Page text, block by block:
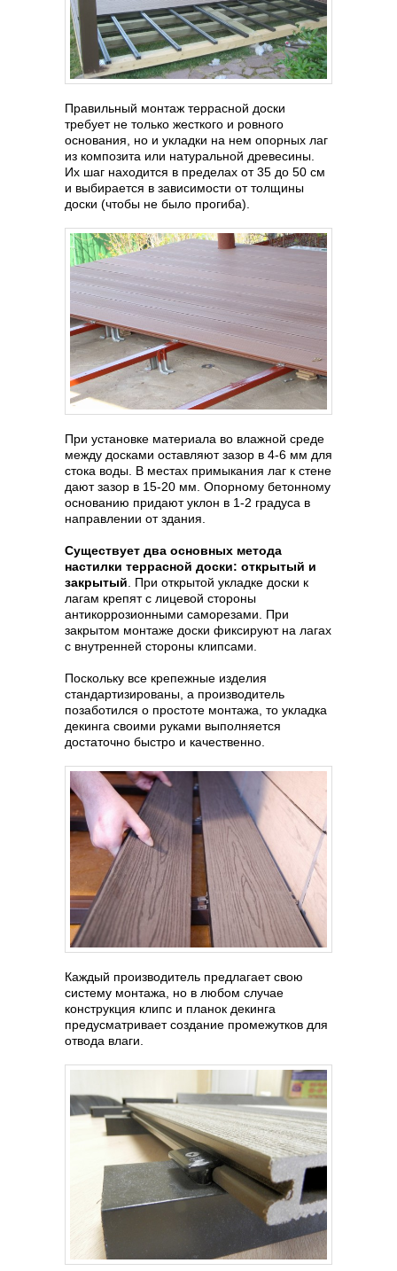
Правильный монтаж террасной доски
требует не только жесткого и ровного
основания, но и укладки на нем опорных лаг
из композита или натуральной древесины.
Их шаг находится в пределах от 35 до 50 см
и выбирается в зависимости от толщины
доски (чтобы не было прогиба).
При установке материала во влажной среде
между досками оставляют зазор в 4-6 мм для
стока воды. В местах примыкания лаг к стене
дают зазор в 15-20 мм. Опорному бетонному
основанию придают уклон в 1-2 градуса в
направлении от здания.
Существует два основных метода
настилки террасной доски: открытый и
закрытый . При открытой укладке доски к
лагам крепят с лицевой стороны
антикоррозионными саморезами. При
закрытом монтаже доски фиксируют на лагах
с внутренней стороны клипсами.
Поскольку все крепежные изделия
стандартизированы, а производитель
позаботился о простоте монтажа, то укладка
декинга своими руками выполняется
достаточно быстро и качественно.
Каждый производитель предлагает свою
систему монтажа, но в любом случае
конструкция клипс и планок декинга
предусматривает создание промежутков для
отвода влаги.